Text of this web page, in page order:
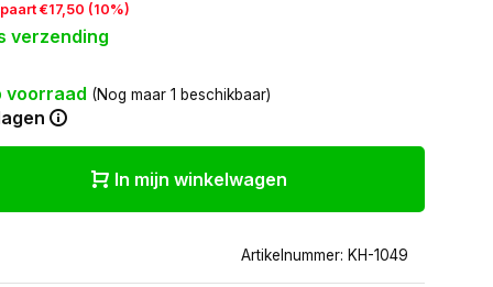
€17,50 (10%)
verzending
voorraad (Nog maar 1 beschikbaar)
In mijn winkelwagen
Artikelnummer: KH-1049